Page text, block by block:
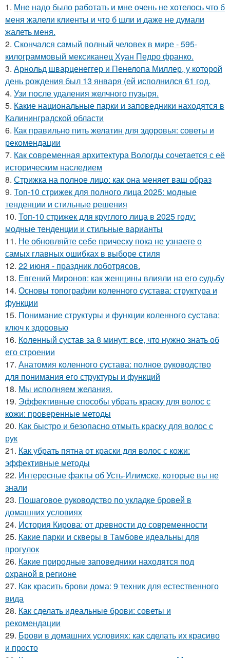
1. Мне надо было работать и мне очень не хотелось что б
меня жалели клиенты и что б шли и даже не думали
жалеть меня.
2. Скончался самый полный человек в мире - 595-
килограммовый мексиканец Хуан Педро франко.
3. Арнольд шварценеггер и Пенелопа Миллер, у которой
день рождения был 13 января (ей исполнился 61 год.
4. Узи после удаления желчного пузыря.
5. Какие национальные парки и заповедники находятся в
Калининградской области
6. Как правильно пить желатин для здоровья: советы и
рекомендации
7. Как современная архитектура Вологды сочетается с её
историческим наследием
8. Стрижка на полное лицо: как она меняет ваш образ
9. Топ-10 стрижек для полного лица 2025: модные
тенденции и стильные решения
10. Топ-10 стрижек для круглого лица в 2025 году:
модные тенденции и стильные варианты
11. Не обновляйте себе прическу пока не узнаете о
самых главных ошибках в выборе стиля
12. 22 июня - праздник лоботрясов.
13. Евгений Миронов: как женщины влияли на его судьбу
14. Основы топографии коленного сустава: структура и
функции
15. Понимание структуры и функции коленного сустава:
ключ к здоровью
16. Коленный сустав за 8 минут: все, что нужно знать об
его строении
17. Анатомия коленного сустава: полное руководство
для понимания его структуры и функций
18. Мы исполняем желания.
19. Эффективные способы убрать краску для волос с
кожи: проверенные методы
20. Как быстро и безопасно отмыть краску для волос с
рук
21. Как убрать пятна от краски для волос с кожи:
эффективные методы
22. Интересные факты об Усть-Илимске, которые вы не
знали
23. Пошаговое руководство по укладке бровей в
домашних условиях
24. История Кирова: от древности до современности
25. Какие парки и скверы в Тамбове идеальны для
прогулок
26. Какие природные заповедники находятся под
охраной в регионе
27. Как красить брови дома: 9 техник для естественного
вида
28. Как сделать идеальные брови: советы и
рекомендации
29. Брови в домашних условиях: как сделать их красиво
и просто